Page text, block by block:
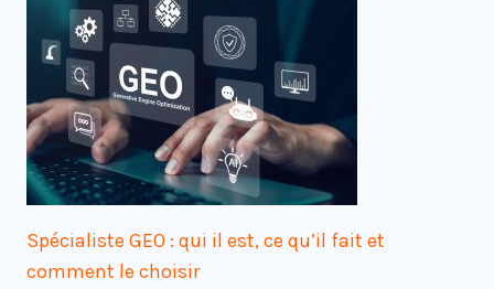
Spécialiste GEO : qui il est, ce qu’il fait et
comment le choisir